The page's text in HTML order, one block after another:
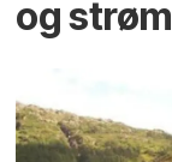
og